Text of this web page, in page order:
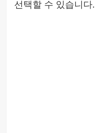
선택할 수 있습니다.